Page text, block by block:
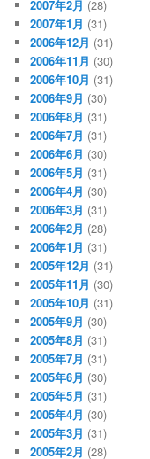
2007年2月 (28)
2007年1月 (31)
2006年12月 (31)
2006年11月 (30)
2006年10月 (31)
2006年9月 (30)
2006年8月 (31)
2006年7月 (31)
2006年6月 (30)
2006年5月 (31)
2006年4月 (30)
2006年3月 (31)
2006年2月 (28)
2006年1月 (31)
2005年12月 (31)
2005年11月 (30)
2005年10月 (31)
2005年9月 (30)
2005年8月 (31)
2005年7月 (31)
2005年6月 (30)
2005年5月 (31)
2005年4月 (30)
2005年3月 (31)
2005年2月 (28)